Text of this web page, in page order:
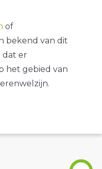
of
bekend van dit
dat er
het gebied van